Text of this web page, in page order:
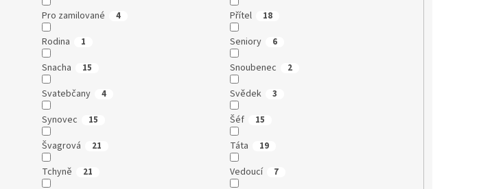
Pro zamilované 4 Přítel 18
Rodina 1 Seniory 6
Snacha 15 Snoubenec 2
Svatebčany 4 Svědek 3
Synovec 15 Šéf 15
Švagrová 21 Táta 19
Tchyně 21 Vedoucí 7